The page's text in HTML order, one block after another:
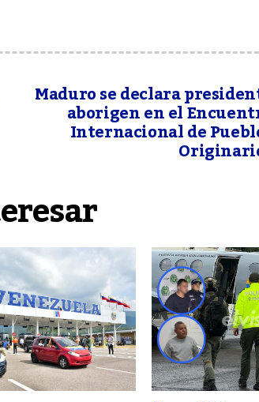
Maduro se declara
aborigen en el
Internacional de